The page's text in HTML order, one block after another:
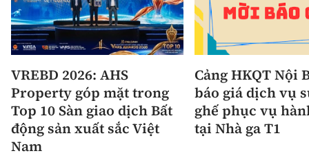
VREBD 2026: AHS
Property góp mặt trong
Top 10 Sàn giao dịch Bất
động sản xuất sắc Việt
Nam
Cảng HKQT Nội
báo giá dịch vụ
ghế phục vụ
tại Nhà ga T1